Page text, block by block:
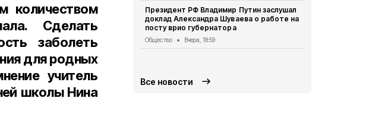
количеством
Сделать
заболеть
для родных
учитель
школы Нина
Президент РФ Владимир Путин заслушал
доклад Александра Шуваева о работе на
посту врио губернатора
Общество Вчера, 18:59
Все новости